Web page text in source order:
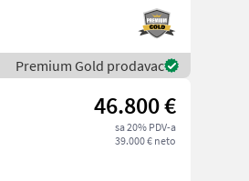
Premium Gold prodavac
46.800 €
sa 20% PDV-a
39.000 € neto